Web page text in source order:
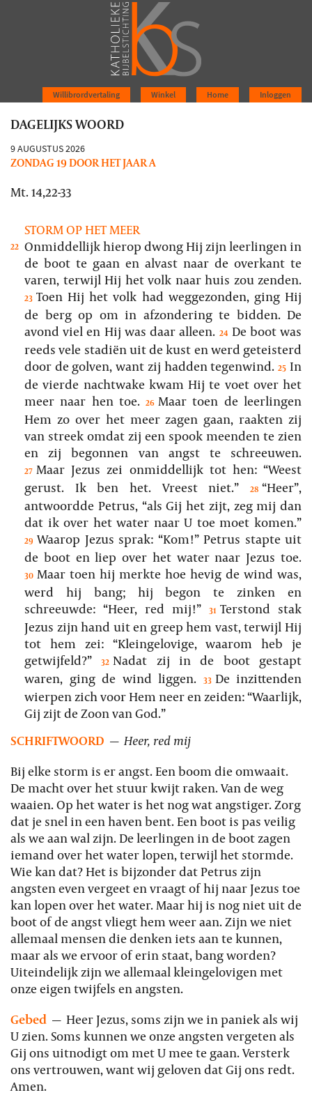
Inloggen
Home
Winkel
Willibrordvertaling
DAGELIJKS WOORD
9 AUGUSTUS 2026
ZONDAG 19 DOOR HET JAAR A
Mt. 14,22-33
STORM OP HET MEER
22 Onmiddellijk hierop dwong Hij zijn leerlingen in
de boot te gaan en alvast naar de overkant te
varen, terwijl Hij het volk naar huis zou zenden.
23 Toen Hij het volk had weggezonden, ging Hij
de berg op om in afzondering te bidden. De
avond viel en Hij was daar alleen. 24 De boot was
reeds vele stadiën uit de kust en werd geteisterd
door de golven, want zij hadden tegenwind. 25 In
de vierde nachtwake kwam Hij te voet over het
meer naar hen toe.26 Maar toen de leerlingen
Hem zo over het meer zagen gaan, raakten zij
van streek omdat zij een spook meenden te zien
en zij begonnen van angst te schreeuwen.
27 Maar Jezus zei onmiddellijk tot hen: “Weest
gerust. Ik ben het. Vreest niet.”
28 “Heer”,
antwoordde Petrus, “als Gij het zijt, zeg mij dan
dat ik over het water naar U toe moet komen.”
29 Waarop Jezus sprak: “Kom!” Petrus stapte uit
de boot en liep over het water naar Jezus toe.
30 Maar toen hij merkte hoe hevig de wind was,
werd hij bang; hij begon te zinken en
schreeuwde: “Heer, red mij!”
31 Terstond stak
Jezus zijn hand uit en greep hem vast, terwijl Hij
tot hem zei: “Kleingelovige, waarom heb je
getwijfeld?”32 Nadat zij in de boot gestapt
waren, ging de wind liggen.
33 De inzittenden
wierpen zich voor Hem neer en zeiden: “Waarlijk,
Gij zijt de Zoon van God.”
SCHRIFTWOORD — Heer, red mij
Bij elke storm is er angst. Een boom die omwaait.
De macht over het stuur kwijt raken. Van de weg
waaien. Op het water is het nog wat angstiger. Zorg
dat je snel in een haven bent. Een boot is pas veilig
als we aan wal zijn. De leerlingen in de boot zagen
iemand over het water lopen, terwijl het stormde.
Wie kan dat? Het is bijzonder dat Petrus zijn
angsten even vergeet en vraagt of hij naar Jezus toe
kan lopen over het water. Maar hij is nog niet uit de
boot of de angst vliegt hem weer aan. Zijn we niet
allemaal mensen die denken iets aan te kunnen,
maar als we ervoor of erin staat, bang worden?
Uiteindelijk zijn we allemaal kleingelovigen met
onze eigen twijfels en angsten.
Gebed — Heer Jezus, soms zijn we in paniek als wij
U zien. Soms kunnen we onze angsten vergeten als
Gij ons uitnodigt om met U mee te gaan. Versterk
ons vertrouwen, want wij geloven dat Gij ons redt.
Amen.